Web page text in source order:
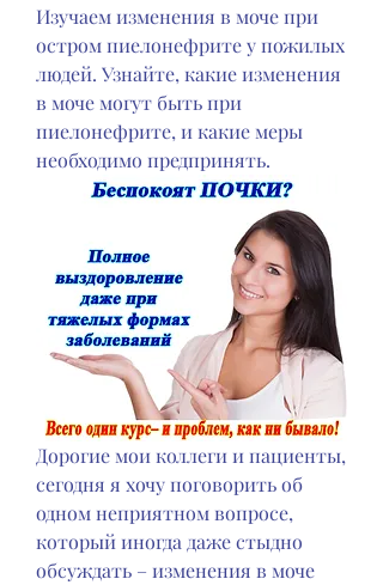
Изучаем изменения в моче при
остром пиелонефрите у пожилых
людей. Узнайте, какие изменения
в моче могут быть при
пиелонефрите, и какие меры
необходимо предпринять.
Дорогие мои коллеги и пациенты,
сегодня я хочу поговорить об
одном неприятном вопросе,
который иногда даже стыдно
обсуждать – изменения в моче